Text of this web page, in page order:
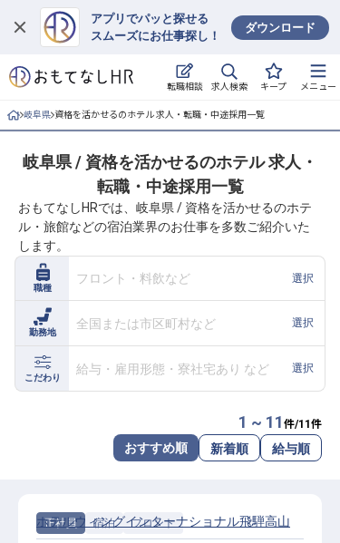
アプリでパッと探せる
スムーズにお仕事探し！
ダウンロード
転職相談 求人検索 キープ メニュー
ログイン
求人・施設を探す
就職・転職 合同説明会
おもてなしHRについて
ご利用の流れ
よくある質問
ホテル・宿泊業界情報コラム
転職サポートに申し込む
岐阜県 資格を活かせるのホテル 求人・転職・中途採用一覧
岐阜県 / 資格を活かせるのホテル 求人・
転職・中途採用一覧
おもてなしHRでは、岐阜県 / 資格を活かせるのホテ
ル・旅館などの宿泊業界のお仕事を多数ご紹介いた
します。
職種
フロント・料飲など 選択
勤務地
全国または市区町村など 選択
こだわり
給与・雇用形態・寮社宅あり など 選択
1 ~ 11 件/11 件
おすすめ順 新着順 給与順
正社員 宿泊 フロント
ホテルウィングインターナショナル飛騨高山